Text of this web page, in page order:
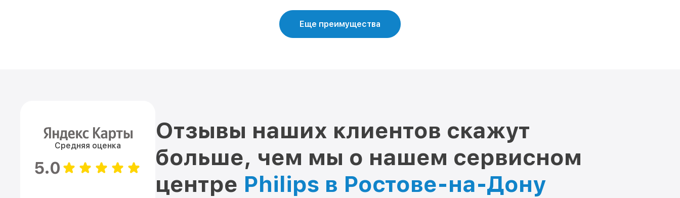
Еще преимущества
Средняя оценка
5.0
Отзывы наших клиентов скажут
больше, чем мы о нашем сервисном
центре Philips в Ростове-на-Дону